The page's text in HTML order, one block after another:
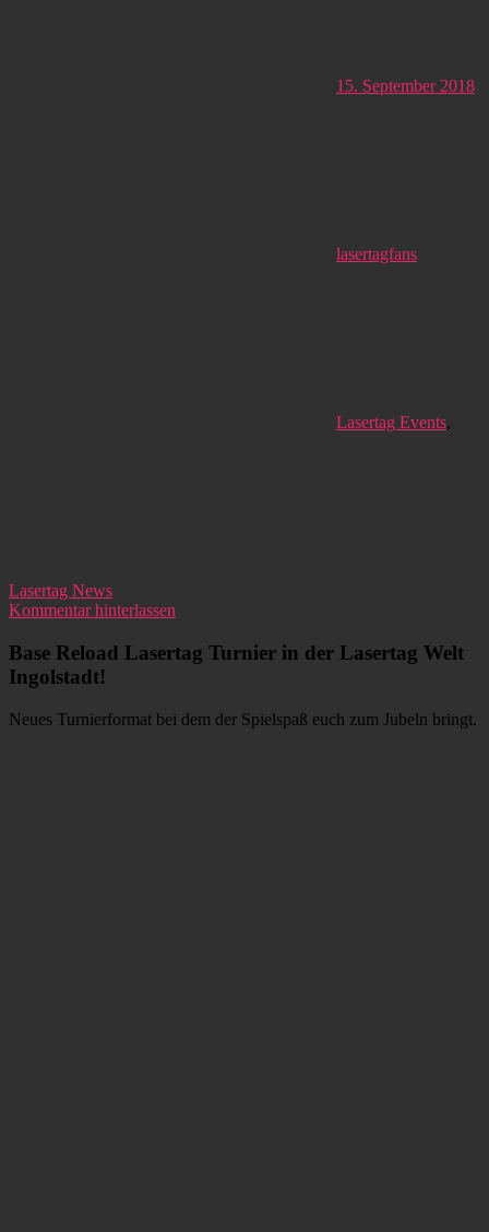
15. September 2018
lasertagfans
Lasertag Events,
Lasertag News
Kommentar hinterlassen
Base Reload Lasertag Turnier in der Lasertag Welt
Ingolstadt!
Neues Turnierformat bei dem der Spielspaß euch zum Jubeln bringt.